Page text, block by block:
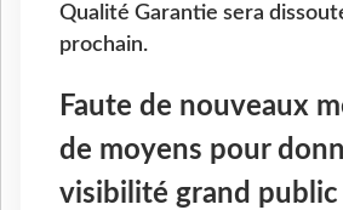
Qualité Garantie sera
prochain.
Faute de nouveaux
de moyens pour
visibilité grand public